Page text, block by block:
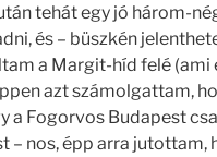
tehát egy jó három-
és – büszkén
a Margit-híd felé (ami
azt számolgattam,
a Fogorvos Budapest
– nos, épp arra jutottam,